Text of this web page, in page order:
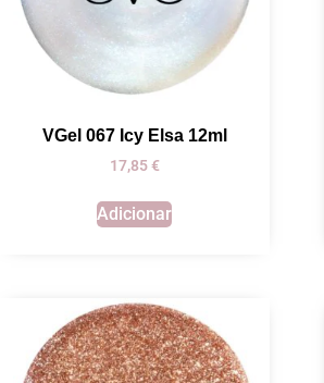
VGel 067 Icy Elsa 12ml
17,85€
Adicionar